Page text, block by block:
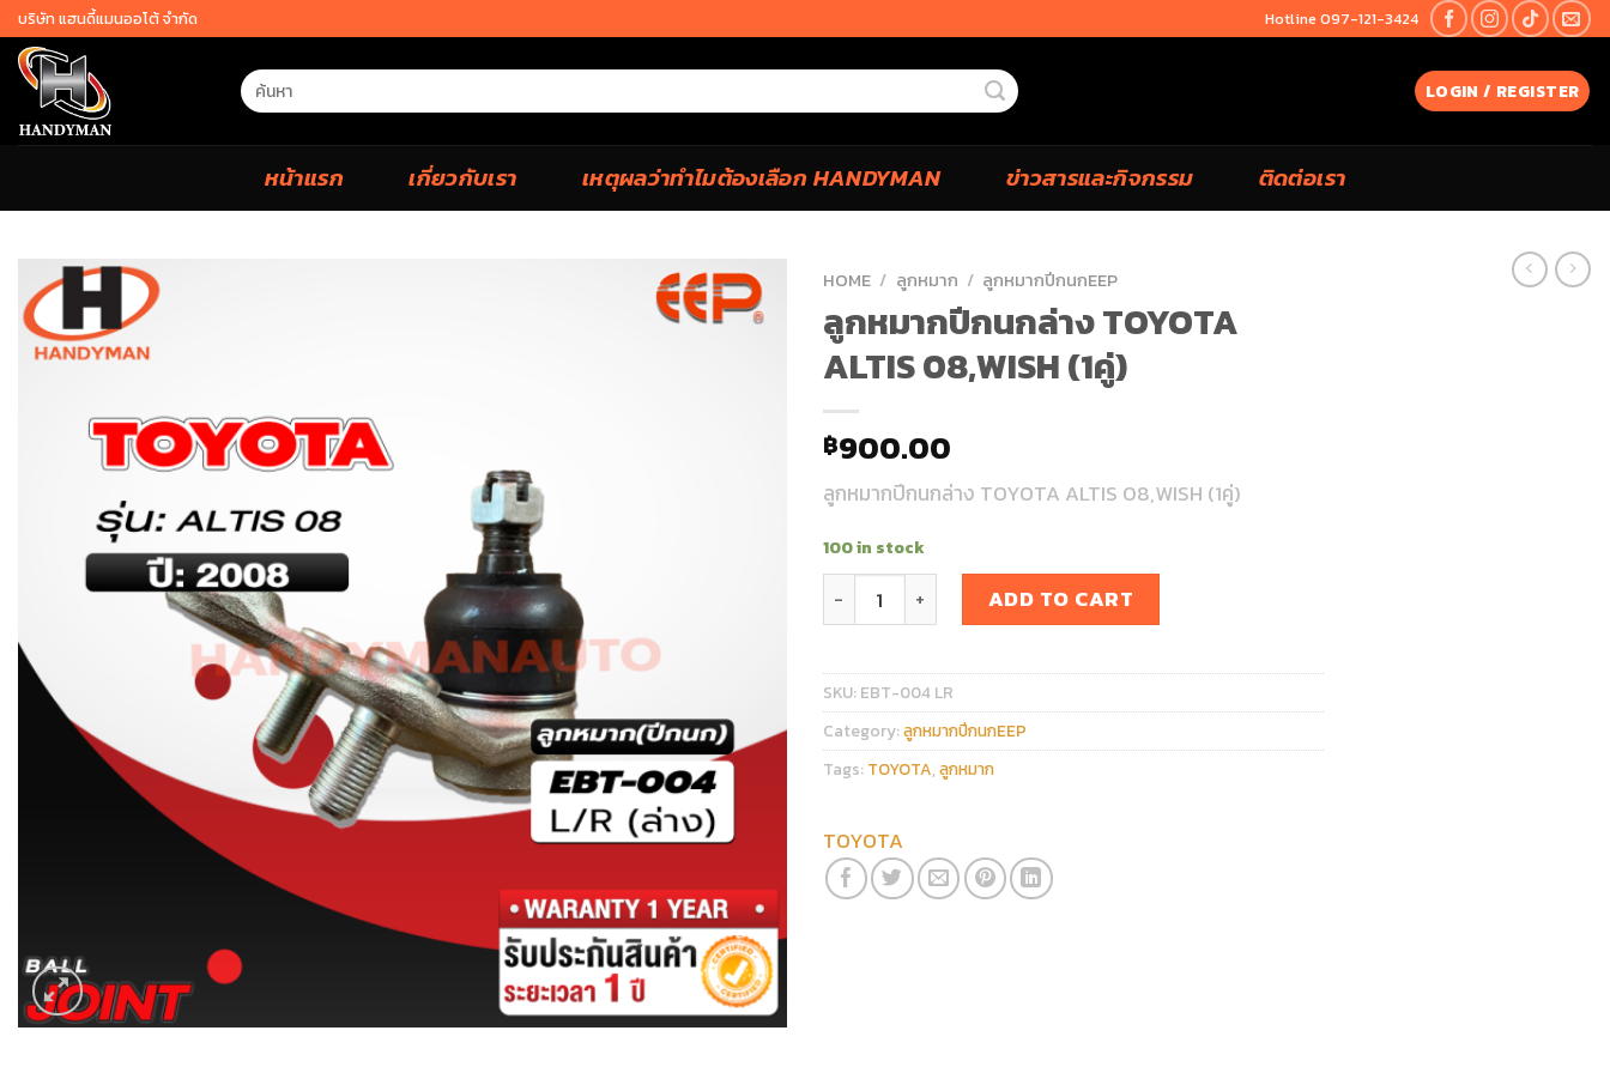
Skip
to
content
บริษัท แฮนดี้แมนออโต้ จำกัด Hotline 097-121-3424
Search
for:
LOGIN / REGISTER
หน้าแรก เกี่ยวกับเรา เหตุผลว่าทำไมต้องเลือก HANDYMAN ข่าวสารและกิจกรรม ติดต่อเรา
HOME / ลูกหมาก / ลูกหมากปีกนกEEP
ลูกหมากปีกนกล่าง TOYOTA
ALTIS 08,WISH (1คู่)
฿900.00
ลูกหมากปีกนกล่าง TOYOTA ALTIS 08,WISH (1คู่)
100 in stock
ลูกหมากปีกนกล่าง TOYOTA ALTIS 08,WISH (1คู่) quantity
ADD TO CART
SKU: EBT-004 LR
Category:ลูกหมากปีกนกEEP
Tags: TOYOTA, ลูกหมาก
TOYOTA